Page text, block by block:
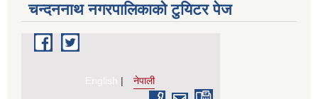
चन्दननाथ नगरपालिकाको टुयिटर पेज